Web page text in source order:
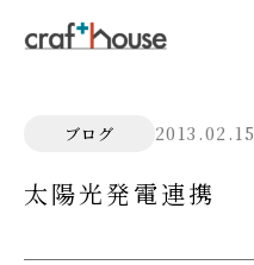
ブログ 2013.02.15
太陽光発電連携